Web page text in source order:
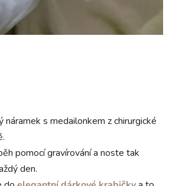
náramek s medailonkem z chirurgické
pomocí gravírování a noste tak
den.